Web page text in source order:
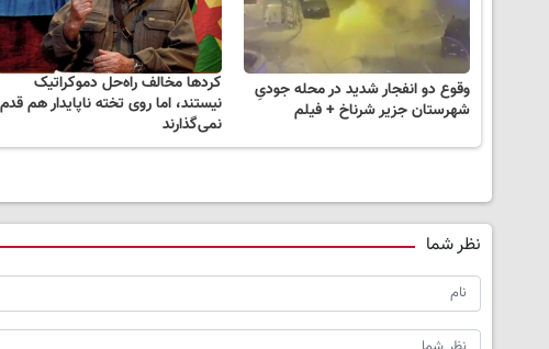
وقوع دو انفجار شدید در محله جودیِ
شهرستان جزیر شرناخ + فیلم
کردها مخالف راه‌حل دموکراتیک
نیستند، اما روی تخته‌ ناپایدار هم قدم
نمی‌گذارند
نظر شما